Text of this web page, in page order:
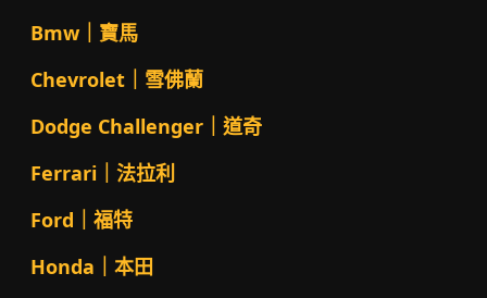
Bmw｜寶馬
Chevrolet｜雪佛蘭
Dodge Challenger｜道奇
Ferrari｜法拉利
Ford｜福特
Honda｜本田